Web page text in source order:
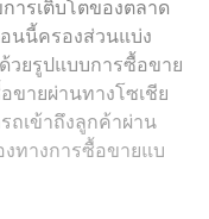
ารเติบโตของตลาด
นนี้ครองส่วนแบ่ง
วยรูปแบบการซื้อขาย
ายผ่านทางโซเชีย
ถเข้าถึงลูกค้าผ่าน
ทางการซื้อขายแบ